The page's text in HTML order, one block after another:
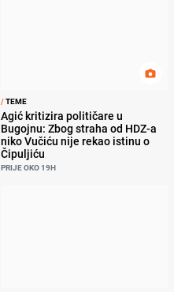
/TEME
Agić kritizira političare u
Bugojnu: Zbog straha od HDZ-a
niko Vučiću nije rekao istinu o
Čipuljiću
PRIJE OKO 19H